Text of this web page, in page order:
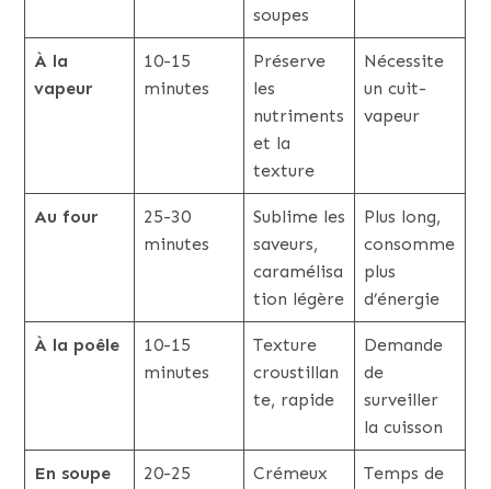
soupes
À la
vapeur
10-15
minutes
Préserve
les
nutriments
et la
texture
Nécessite
un cuit-
vapeur
Au four
25-30
minutes
Sublime les
saveurs,
caramélisa
tion légère
Plus long,
consomme
plus
d’énergie
À la poêle
10-15
minutes
Texture
croustillan
te, rapide
Demande
de
surveiller
la cuisson
En soupe
20-25
Crémeux
Temps de